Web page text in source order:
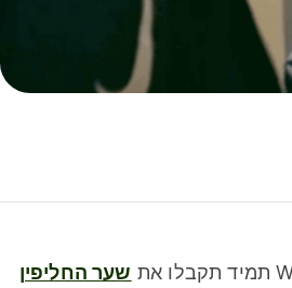
שער החליפין